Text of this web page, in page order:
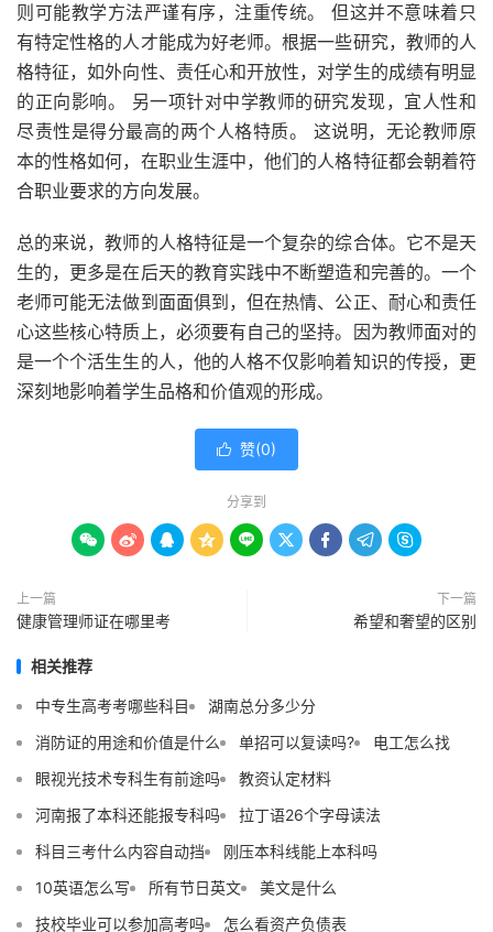
则可能教学方法严谨有序，注重传统。 但这并不意味着只
有特定性格的人才能成为好老师。根据一些研究，教师的人
格特征，如外向性、责任心和开放性，对学生的成绩有明显
的正向影响。 另一项针对中学教师的研究发现，宜人性和
尽责性是得分最高的两个人格特质。 这说明，无论教师原
本的性格如何，在职业生涯中，他们的人格特征都会朝着符
合职业要求的方向发展。
总的来说，教师的人格特征是一个复杂的综合体。它不是天
生的，更多是在后天的教育实践中不断塑造和完善的。一个
老师可能无法做到面面俱到，但在热情、公正、耐心和责任
心这些核心特质上，必须要有自己的坚持。因为教师面对的
是一个个活生生的人，他的人格不仅影响着知识的传授，更
深刻地影响着学生品格和价值观的形成。
 赞(0)
分享到
        
上一篇
健康管理师证在哪里考
下一篇
希望和奢望的区别
相关推荐
中专生高考考哪些科目
湖南总分多少分
消防证的用途和价值是什么
单招可以复读吗?
电工怎么找
眼视光技术专科生有前途吗
教资认定材料
河南报了本科还能报专科吗
拉丁语26个字母读法
科目三考什么内容自动挡
刚压本科线能上本科吗
10英语怎么写
所有节日英文
美文是什么
技校毕业可以参加高考吗
怎么看资产负债表